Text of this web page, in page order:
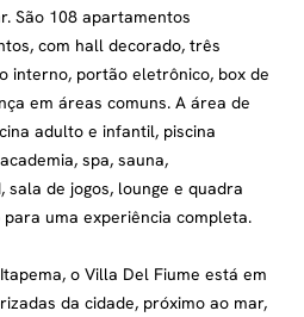
São 108 apartamentos
com hall decorado, três
interno, portão eletrônico, box de
em áreas comuns. A área de
adulto e infantil, piscina
spa, sauna,
sala de jogos, lounge e quadra
uma experiência completa.
o Villa Del Fiume está em
da cidade, próximo ao mar,